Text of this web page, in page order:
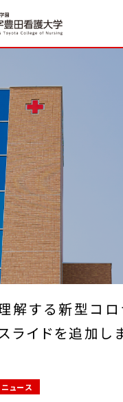
理解する新型コ
ライドを追加し
ニュース